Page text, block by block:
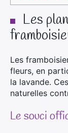
Les
Les
fleurs, en
la lavande.
naturelles
Le souci